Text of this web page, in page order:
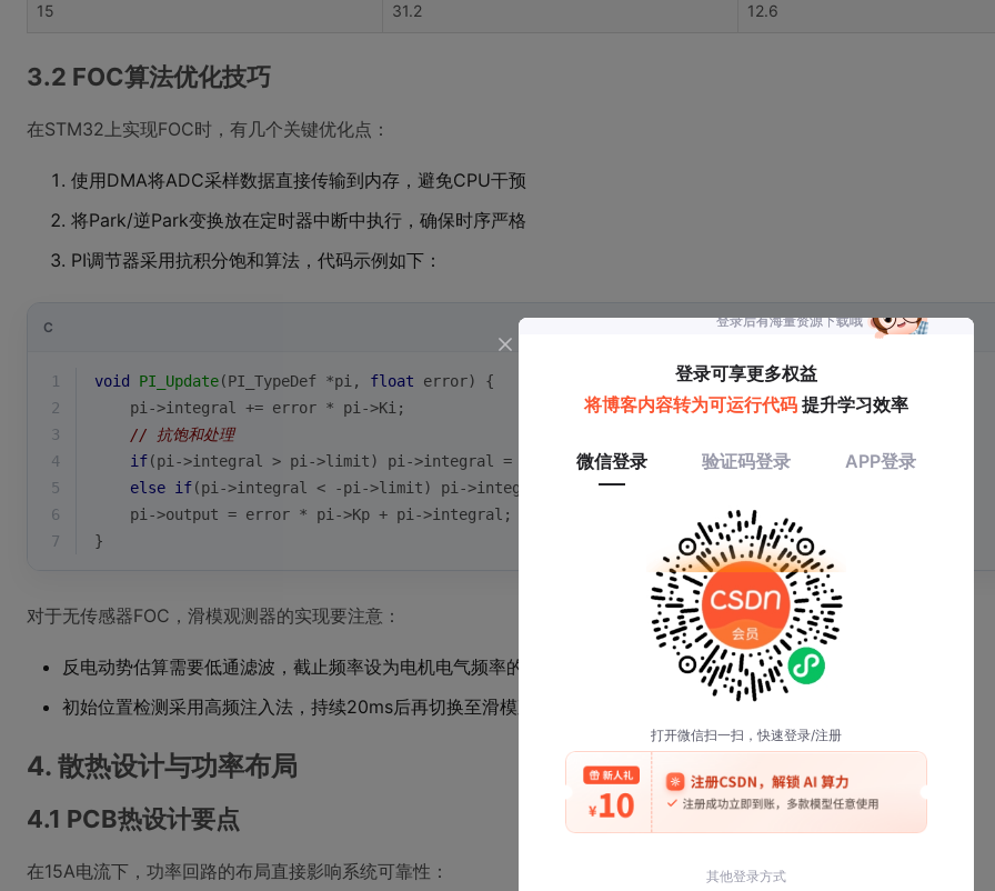
15 31.2 12.6
3.2 FOC算法优化技巧
在STM32上实现FOC时，有几个关键优化点：
使用DMA将ADC采样数据直接传输到内存，避免CPU干预
将Park/逆Park变换放在定时器中断中执行，确保时序严格
PI调节器采用抗积分饱和算法，代码示例如下：
C
1 void PI_Update(PI_TypeDef *pi, float error)
{
2
    pi->integral += error * pi->Ki;
3
// 抗饱和处理
4
if(pi->integral > pi->limit) pi->integral = pi->limit;
5
else if(pi->integral < -pi->limit) pi->integral = -pi->limit;
6
    pi->output = error * pi->Kp + pi->integral;
7
}
对于无传感器FOC，滑模观测器的实现要注意：
反电动势估算需要低通滤波，截止频率设为电机电气频率的3~5倍
初始位置检测采用高频注入法，持续20ms后再切换至滑模观测
4. 散热设计与功率布局
4.1 PCB热设计要点
在15A电流下，功率回路的布局直接影响系统可靠性：